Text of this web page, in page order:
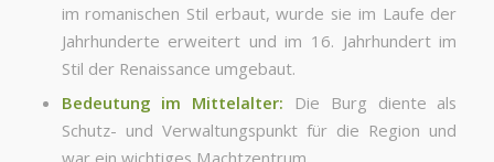
im romanischen Stil erbaut, wurde sie im Laufe der
Jahrhunderte erweitert und im 16. Jahrhundert im
Stil der Renaissance umgebaut.
Bedeutung im Mittelalter: Die Burg diente als
Schutz- und Verwaltungspunkt für die Region und
war ein wichtiges Machtzentrum.